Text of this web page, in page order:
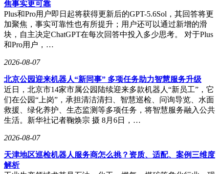
焦事实更可靠
Plus和Pro用户即日起将获得更新后的GPT-5.6Sol，其回答将更
加聚焦，事实可靠性也有所提升；用户还可以通过新增的滑
块，自主决定ChatGPT在每次回答中投入多少思考。 对于Plus
和Pro用户，…
2026-08-07
北京公园迎来机器人“新同事” 多项任务助力智慧服务升级
近日，北京市14家市属公园陆续迎来多款机器人“新员工”，它
们在公园“上岗”，承担清洁清扫、智慧巡检、问询导览、水面
救援、绿化养护、生态监测等多项任务，将智慧服务融入公共
生活。新华社记者鞠焕宗 摄 8月6日，…
2026-08-07
天津地区巡检机器人服务商怎么挑？资质、适配、案例三维度
解析